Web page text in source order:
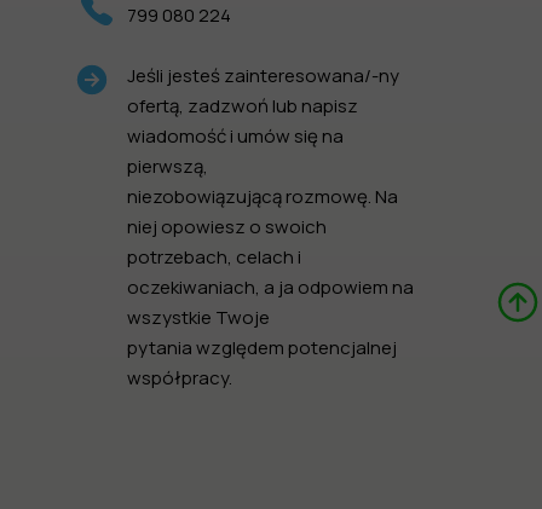
799 080 224
Jeśli jesteś zainteresowana/-ny
ofertą, zadzwoń lub napisz
wiadomość i umów się na
pierwszą,
niezobowiązującą rozmowę. Na
niej opowiesz o swoich
potrzebach, celach i
oczekiwaniach, a ja odpowiem na
wszystkie Twoje
pytania względem potencjalnej
współpracy.